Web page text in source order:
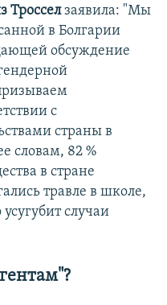
Тросселзаявила: "Мы
в Болгарии
обсуждение
с
страны в
словам, 82 %
в стране
травле в школе,
случаи